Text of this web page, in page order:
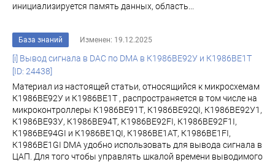
инициализируется память данных, область...
База знаний Изменен: 19.12.2025
[i] Вывод сигнала в DAC по DMA в К1986ВЕ92У и К1986ВЕ1Т
[ID: 24438]
Материал из настоящей статьи, относящийся к микросхемам
К1986ВЕ92У и К1986ВЕ1Т , распространяется в том числе на
микроконтроллеры К1986ВЕ91Т, К1986ВЕ92QI, К1986ВЕ92У1,
К1986ВЕ93У, К1986ВЕ94Т, К1986ВЕ92FI, К1986ВЕ92F1I,
К1986ВЕ94GI и К1986ВЕ1QI, К1986ВЕ1АТ, К1986ВЕ1FI,
К1986ВЕ1GI DMA удобно использовать для вывода сигнала в
ЦАП. Для того чтобы управлять шкалой времени выводимого